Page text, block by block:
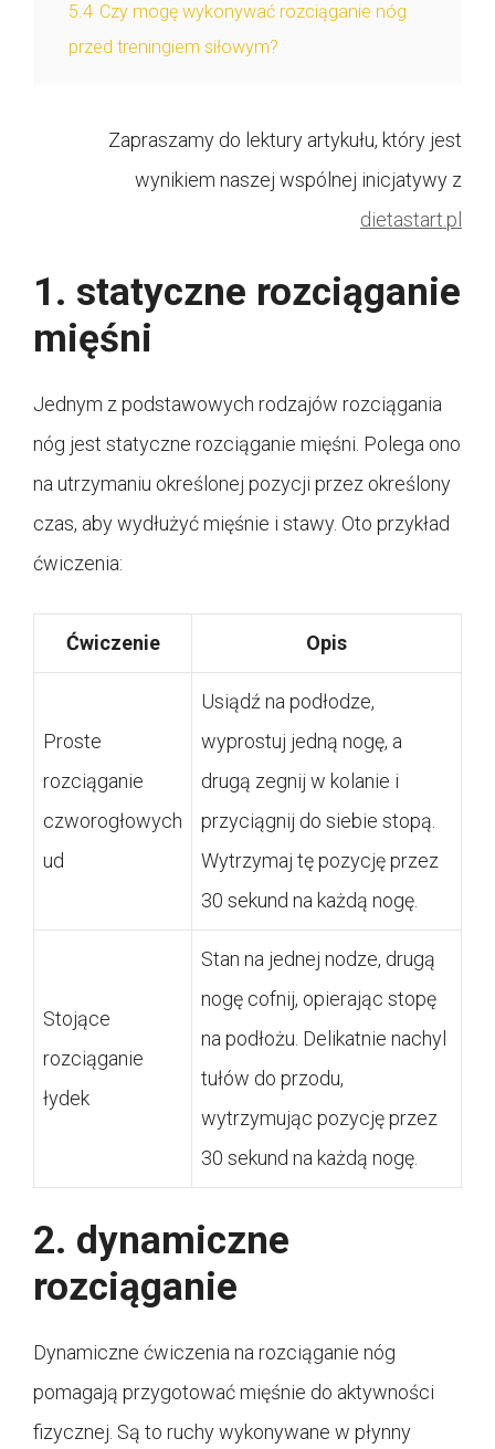
5.4 Czy mogę wykonywać rozciąganie nóg
przed treningiem siłowym?
Zapraszamy do lektury artykułu, który jest
wynikiem naszej wspólnej inicjatywy z
dietastart.pl
1. statyczne rozciąganie
mięśni
Jednym z podstawowych rodzajów rozciągania
nóg jest statyczne rozciąganie mięśni. Polega ono
na utrzymaniu określonej pozycji przez określony
czas, aby wydłużyć mięśnie i stawy. Oto przykład
ćwiczenia:
Ćwiczenie Opis
Proste
rozciąganie
czworogłowych
ud
Usiądź na podłodze,
wyprostuj jedną nogę, a
drugą zegnij w kolanie i
przyciągnij do siebie stopą.
Wytrzymaj tę pozycję przez
30 sekund na każdą nogę.
Stojące
rozciąganie
łydek
Stan na jednej nodze, drugą
nogę cofnij, opierając stopę
na podłożu. Delikatnie nachyl
tułów do przodu,
wytrzymując pozycję przez
30 sekund na każdą nogę.
2. dynamiczne
rozciąganie
Dynamiczne ćwiczenia na rozciąganie nóg
pomagają przygotować mięśnie do aktywności
fizycznej. Są to ruchy wykonywane w płynny